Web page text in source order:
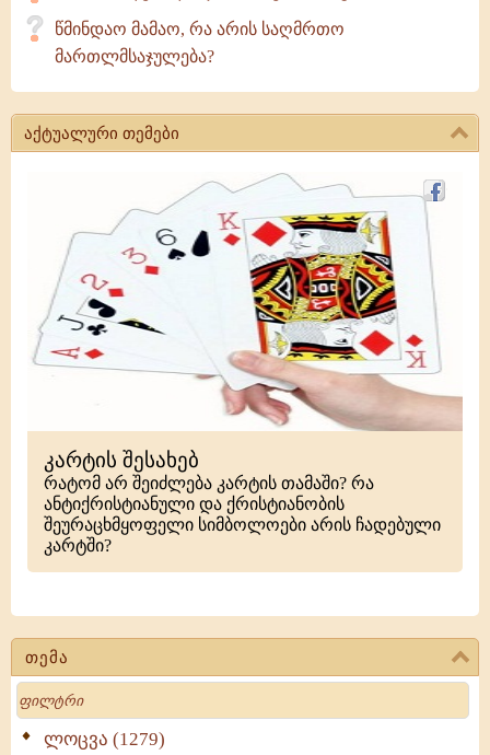
თემა
Search
ლოცვა (1279)
წმინდაო მამაო, რა არის საღმრთო
მართლმსაჯულება?
აქტუალური თემები
კარტის შესახებ
რატომ არ შეიძლება კარტის თამაში? რა
ანტიქრისტიანული და ქრისტიანობის
შეურაცხმყოფელი სიმბოლოები არის ჩადებული
კარტში?